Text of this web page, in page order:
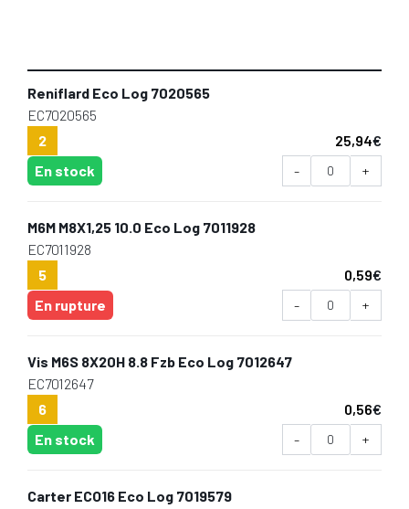
Reniflard Eco Log 7020565
EC7020565
2
25,94€
En stock
- +
M6M M8X1,25 10.0 Eco Log 7011928
EC7011928
5
0,59€
En rupture
- +
Vis M6S 8X20H 8.8 Fzb Eco Log 7012647
EC7012647
6
0,56€
En stock
- +
Carter ECO16 Eco Log 7019579